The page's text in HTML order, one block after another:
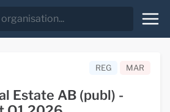
REG MAR
Estate AB (publ) -